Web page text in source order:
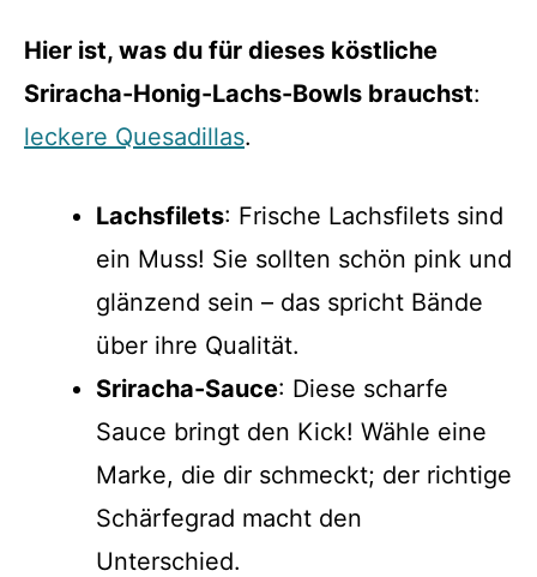
Hier ist, was du für dieses köstliche
Sriracha-Honig-Lachs-Bowls brauchst:
leckere Quesadillas.
Lachsfilets: Frische Lachsfilets sind
ein Muss! Sie sollten schön pink und
glänzend sein – das spricht Bände
über ihre Qualität.
Sriracha-Sauce: Diese scharfe
Sauce bringt den Kick! Wähle eine
Marke, die dir schmeckt; der richtige
Schärfegrad macht den
Unterschied.